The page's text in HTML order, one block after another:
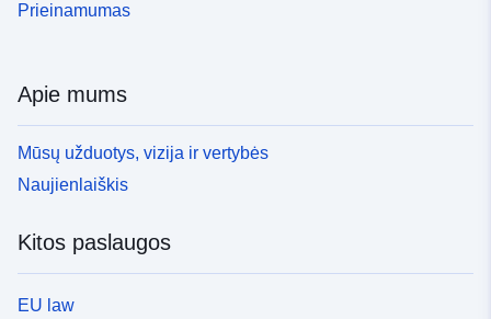
Prieinamumas
Apie mums
Mūsų užduotys, vizija ir vertybės
Naujienlaiškis
Kitos paslaugos
EU law